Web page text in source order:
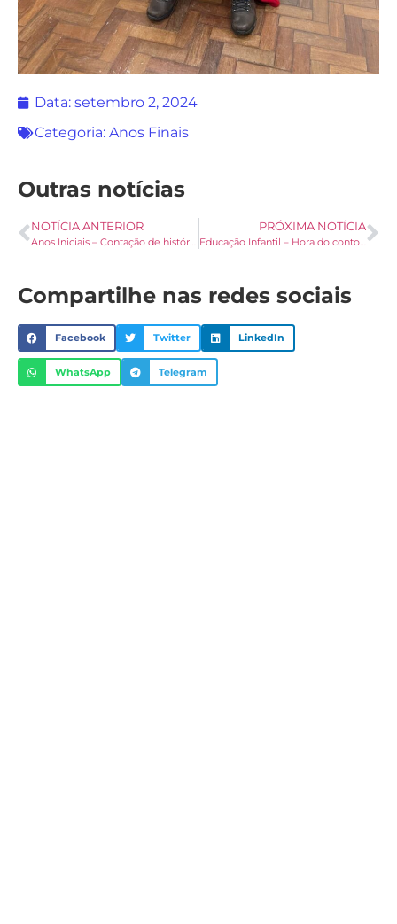
Data: setembro 2, 2024
Categoria: Anos Finais
Outras notícias
NOTÍCIA ANTERIOR
Anos Iniciais – Contação de história: O Coração do Monte
PRÓXIMA NOTÍCIA
Educação Infantil – Hora do conto: Bom Dia Todas As Cores
Compartilhe nas redes sociais
Facebook Twitter LinkedIn
WhatsApp Telegram